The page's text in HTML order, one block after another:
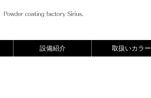
設備紹介 取扱いカラー